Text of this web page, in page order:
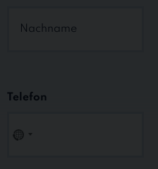
Telefon
N